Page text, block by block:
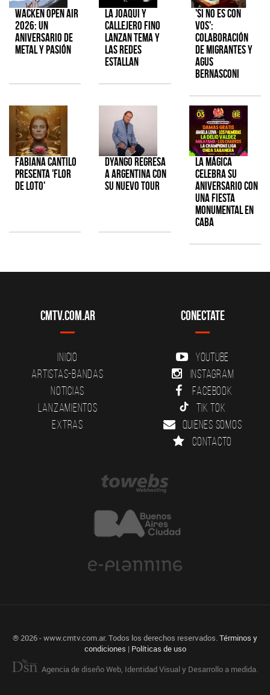
Wacken Open Air
2026: Un
aniversario de
metal y pasión
La Joaqui y
Callejero Fino
lanzan tema y
las redes
estallan
'Si No Es Con
Vos':
colaboración
de Migrantes y
Agus
Bernasconi
Fabiana Cantilo
presenta 'Flor
de Loto'
Dyango regresa
a Argentina con
su nuevo tour
La Mágica
celebra su
aniversario con
una fiesta
monumental en
CABA
CMTV.com.ar
Inicio
Artistas-Bandas
Noticias
Lanzamientos
Extras
Conectate
YouTube
Instagram
Facebook
Tik Tok
Quienes somos
Contacto
® 2026 - www.cmtv.com.ar. Todos los derechos reservados.Términos y
condiciones | Políticas de uso
Agencia de diseño Web, Identidad Visual y Desarrollo a medida.